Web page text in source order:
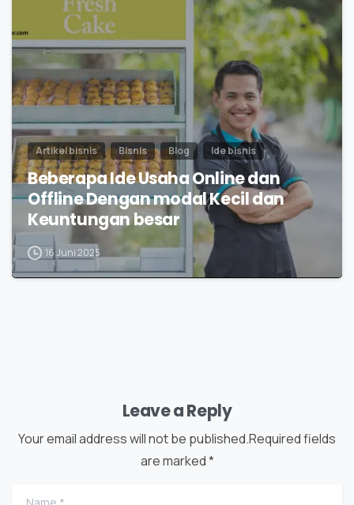
Artikel bisnis Bisnis Blog Ide bisnis
Beberapa Ide Usaha Online dan
Offline Dengan modal Kecil dan
Keuntungan besar
16 Juni 2025
Leave a Reply
Your email address will not be published.Required fields
are marked *
Name